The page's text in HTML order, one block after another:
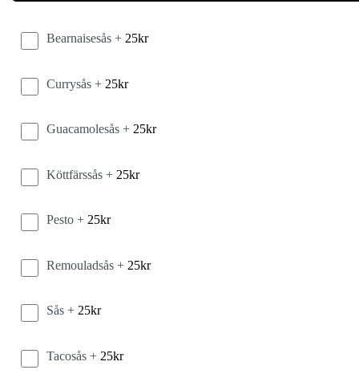
Bearnaisesås + 25kr
Currysås + 25kr
Guacamolesås + 25kr
Köttfärssås + 25kr
Pesto + 25kr
Remouladsås + 25kr
Sås + 25kr
Tacosås + 25kr